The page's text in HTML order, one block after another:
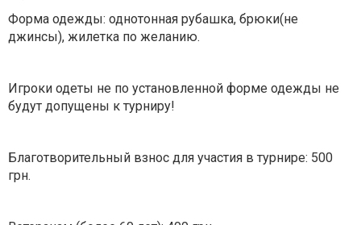
Форма одежды: однотонная рубашка, брюки(не
джинсы), жилетка по желанию.
Игроки одеты не по установленной форме одежды не
будут допущены к турниру!
Благотворительный взнос для участия в турнире: 500
грн.